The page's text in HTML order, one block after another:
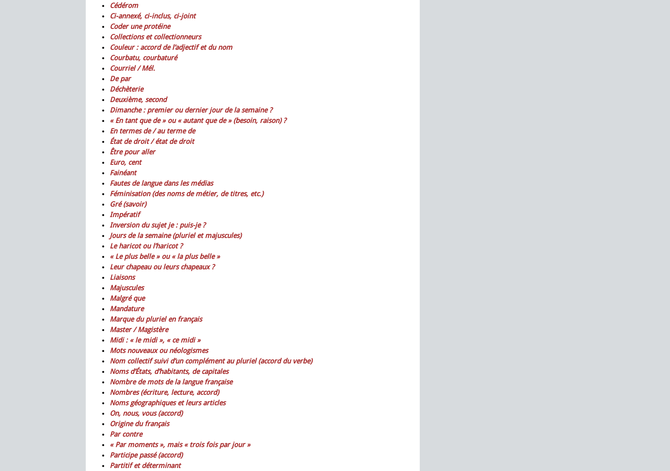
Cédérom
Ci-annexé, ci-inclus, ci-joint
Coder une protéine
Collections et collectionneurs
Couleur : accord de l’adjectif et du nom
Courbatu, courbaturé
Courriel / Mél.
De par
Déchèterie
Deuxième, second
Dimanche : premier ou dernier jour de la semaine ?
« En tant que de » ou « autant que de » (besoin, raison) ?
En termes de / au terme de
État de droit / état de droit
Être pour aller
Euro, cent
Fainéant
Fautes de langue dans les médias
Féminisation (des noms de métier, de titres, etc.)
Gré (savoir)
Impératif
Inversion du sujet je : puis-je ?
Jours de la semaine (pluriel et majuscules)
Le haricot ou l’haricot ?
« Le plus belle » ou « la plus belle »
Leur chapeau ou leurs chapeaux ?
Liaisons
Majuscules
Malgré que
Mandature
Marque du pluriel en français
Master / Magistère
Midi : « le midi », « ce midi »
Mots nouveaux ou néologismes
Nom collectif suivi d’un complément au pluriel (accord du verbe)
Noms d’États, d’habitants, de capitales
Nombre de mots de la langue française
Nombres (écriture, lecture, accord)
Noms géographiques et leurs articles
On, nous, vous (accord)
Origine du français
Par contre
« Par moments », mais « trois fois par jour »
Participe passé (accord)
Partitif et déterminant